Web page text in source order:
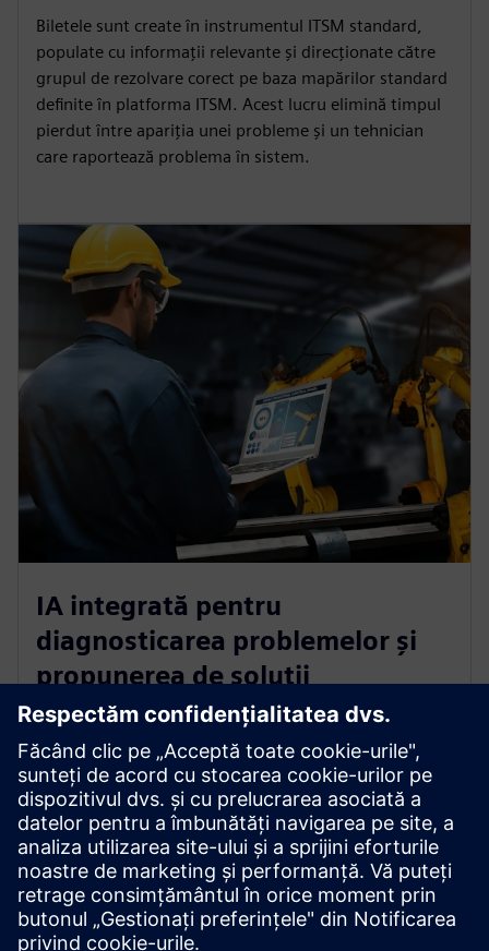
Biletele sunt create în instrumentul ITSM standard,
populate cu informații relevante și direcționate către
grupul de rezolvare corect pe baza mapărilor standard
definite în platforma ITSM. Acest lucru elimină timpul
pierdut între apariția unei probleme și un tehnician
care raportează problema în sistem.
IA integrată pentru
diagnosticarea problemelor și
propunerea de soluții
Problemele identificate sunt analizate pentru a
produce un rezumat al problemei care este adăugat la
biletul de asistență. GenAI utilizează date contextuale
ingerate anterior despre fabrică, incidente comune și
înregistrări istorice pentru a oferi o soluție propusă la
problemă, din nou în biletul de asistență.